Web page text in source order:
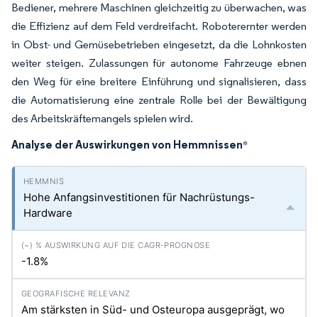
Bediener, mehrere Maschinen gleichzeitig zu überwachen, was
die Effizienz auf dem Feld verdreifacht. Roboterernter werden
in Obst- und Gemüsebetrieben eingesetzt, da die Lohnkosten
weiter steigen. Zulassungen für autonome Fahrzeuge ebnen
den Weg für eine breitere Einführung und signalisieren, dass
die Automatisierung eine zentrale Rolle bei der Bewältigung
des Arbeitskräftemangels spielen wird.
Analyse der Auswirkungen von Hemmnissen*
Hohe Anfangsinvestitionen für Nachrüstungs-
Hardware
-1.8%
Am stärksten in Süd- und Osteuropa ausgeprägt, wo